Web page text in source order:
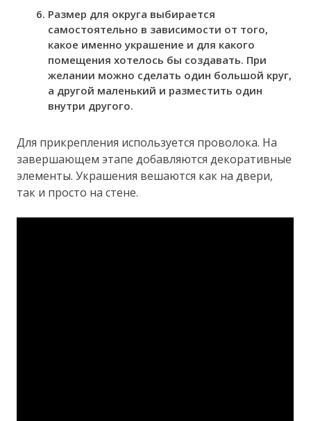
Размер для округа выбирается
самостоятельно в зависимости от того,
какое именно украшение и для какого
помещения хотелось бы создавать. При
желании можно сделать один большой круг,
а другой маленький и разместить один
внутри другого.
Для прикрепления используется проволока. На
завершающем этапе добавляются декоративные
элементы. Украшения вешаются как на двери,
так и просто на стене.